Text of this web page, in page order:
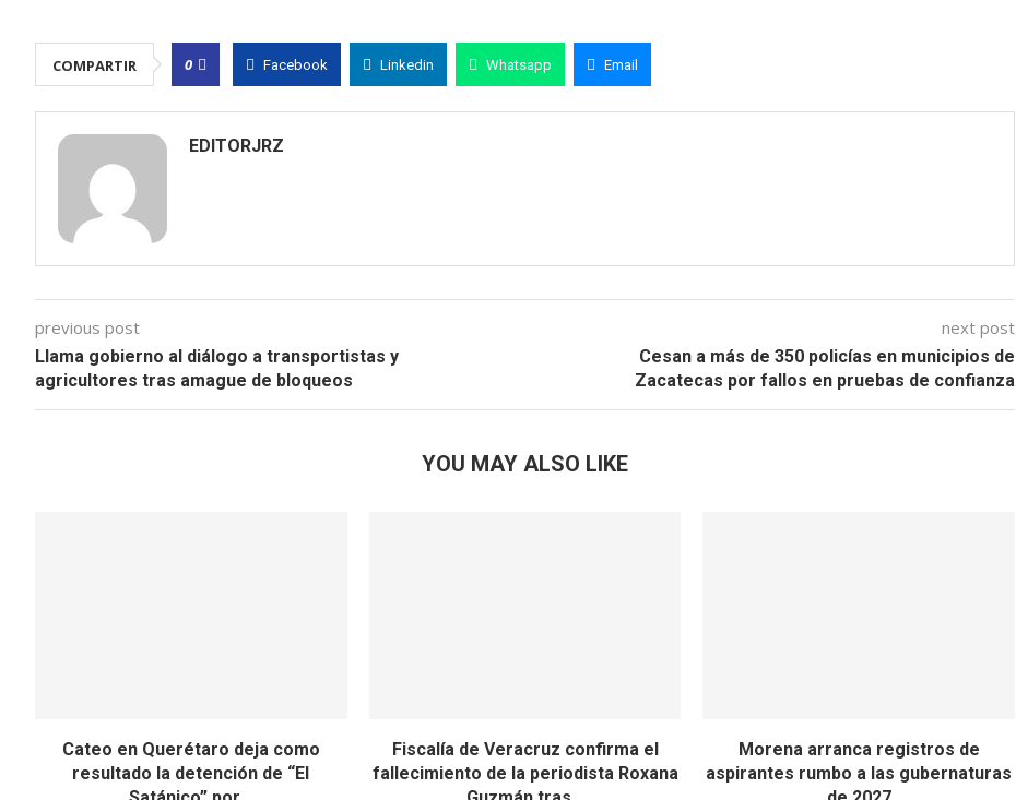
COMPARTIR 0 Facebook Linkedin Whatsapp Email
EDITORJRZ
previous post
Llama gobierno al diálogo a transportistas y
agricultores tras amague de bloqueos
next post
Cesan a más de 350 policías en municipios de
Zacatecas por fallos en pruebas de confianza
YOU MAY ALSO LIKE
Cateo en Querétaro deja como
resultado la detención de “El
Fiscalía de Veracruz confirma el
fallecimiento de la periodista Roxana
Morena arranca registros de
aspirantes rumbo a las gubernaturas